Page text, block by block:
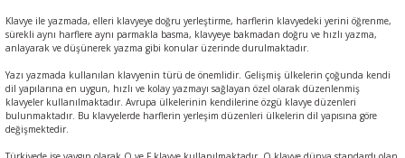
Klavye ile yazmada, elleri klavyeye doğru yerleştirme, harflerin klavyedeki yerini öğrenme,
sürekli aynı harflere aynı parmakla basma, klavyeye bakmadan doğru ve hızlı yazma,
anlayarak ve düşünerek yazma gibi konular üzerinde durulmaktadır.
Yazı yazmada kullanılan klavyenin türü de önemlidir. Gelişmiş ülkelerin çoğunda kendi
dil yapılarına en uygun, hızlı ve kolay yazmayı sağlayan özel olarak düzenlenmiş
klavyeler kullanılmaktadır. Avrupa ülkelerinin kendilerine özgü klavye düzenleri
bulunmaktadır. Bu klavyelerde harflerin yerleşim düzenleri ülkelerin dil yapısına göre
değişmektedir.